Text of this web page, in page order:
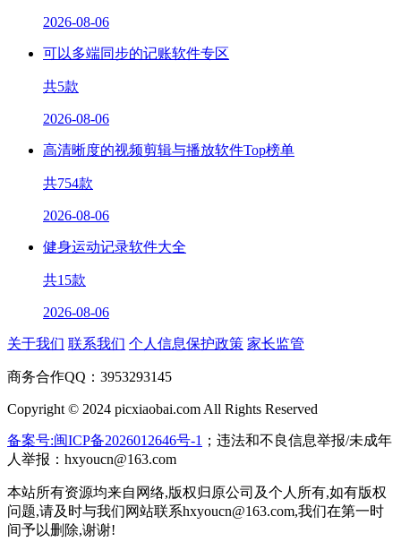
2026-08-06
可以多端同步的记账软件专区
共5款
2026-08-06
高清晰度的视频剪辑与播放软件Top榜单
共754款
2026-08-06
健身运动记录软件大全
共15款
2026-08-06
关于我们 联系我们 个人信息保护政策 家长监管
商务合作QQ：3953293145
Copyright © 2024 picxiaobai.com All Rights Reserved
备案号:闽ICP备2026012646号-1 ；违法和不良信息举报/未成年
人举报：hxyoucn@163.com
本站所有资源均来自网络,版权归原公司及个人所有,如有版权
问题,请及时与我们网站联系hxyoucn@163.com,我们在第一时
间予以删除,谢谢!